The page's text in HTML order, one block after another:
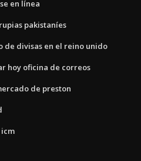
en línea
pakistaníes
de divisas en el reino unido
hoy oficina de correos
de preston